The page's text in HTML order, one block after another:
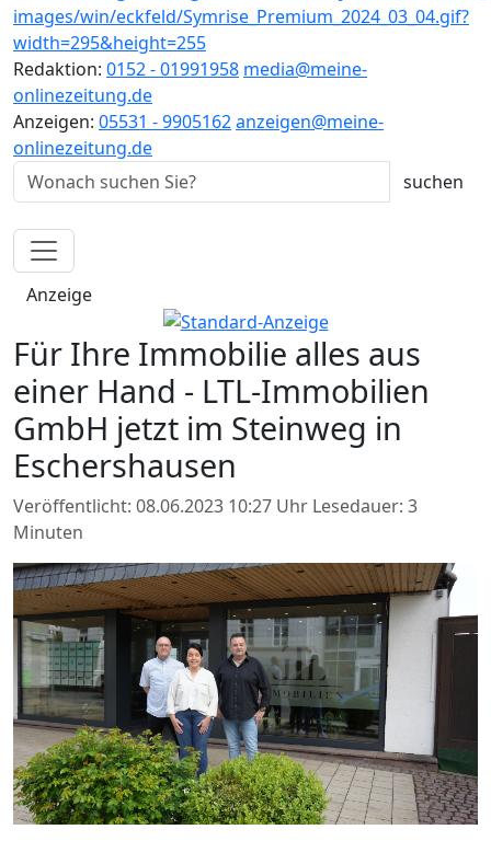
Redaktion: 0152 - 01991958 media@meine-
onlinezeitung.de
Anzeigen: 05531 - 9905162anzeigen@meine-
onlinezeitung.de
Anzeige
Für Ihre Immobilie alles aus
einer Hand - LTL-Immobilien
GmbH jetzt im Steinweg in
Eschershausen
Veröffentlicht: 08.06.2023 10:27 Uhr Lesedauer: 3
Minuten